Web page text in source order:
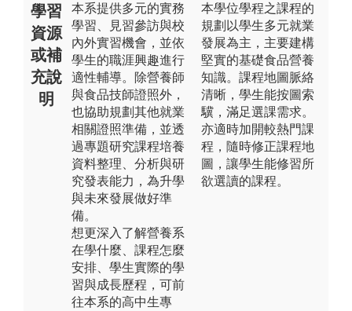
學習
資源
或補
充說
明
本系提供多元的實務
學習、見習參訪與校
內外實習機會，並依
學生的職涯興趣進行
適性輔導。除營養師
與食品技師證照外，
也協助規劃其他就業
相關證照準備，並透
過專題研究課程培養
資料整理、分析與研
究發表能力，為升學
與未來發展做好準
備。
想更深入了解營養系
在學什麼、課程怎麼
安排、學生實際的學
習與成長歷程，可前
往本系的高中生專
本學位學程之課程的
規劃以學生多元就業
發展為主，主要建構
堅實的基礎食品營養
知識。課程地圖脈絡
清晰，學生能按圖索
驥，滿足選課需求。
亦適時加開較熱門課
程，隨時修正課程地
圖，讓學生能修習所
欲選讀的課程。